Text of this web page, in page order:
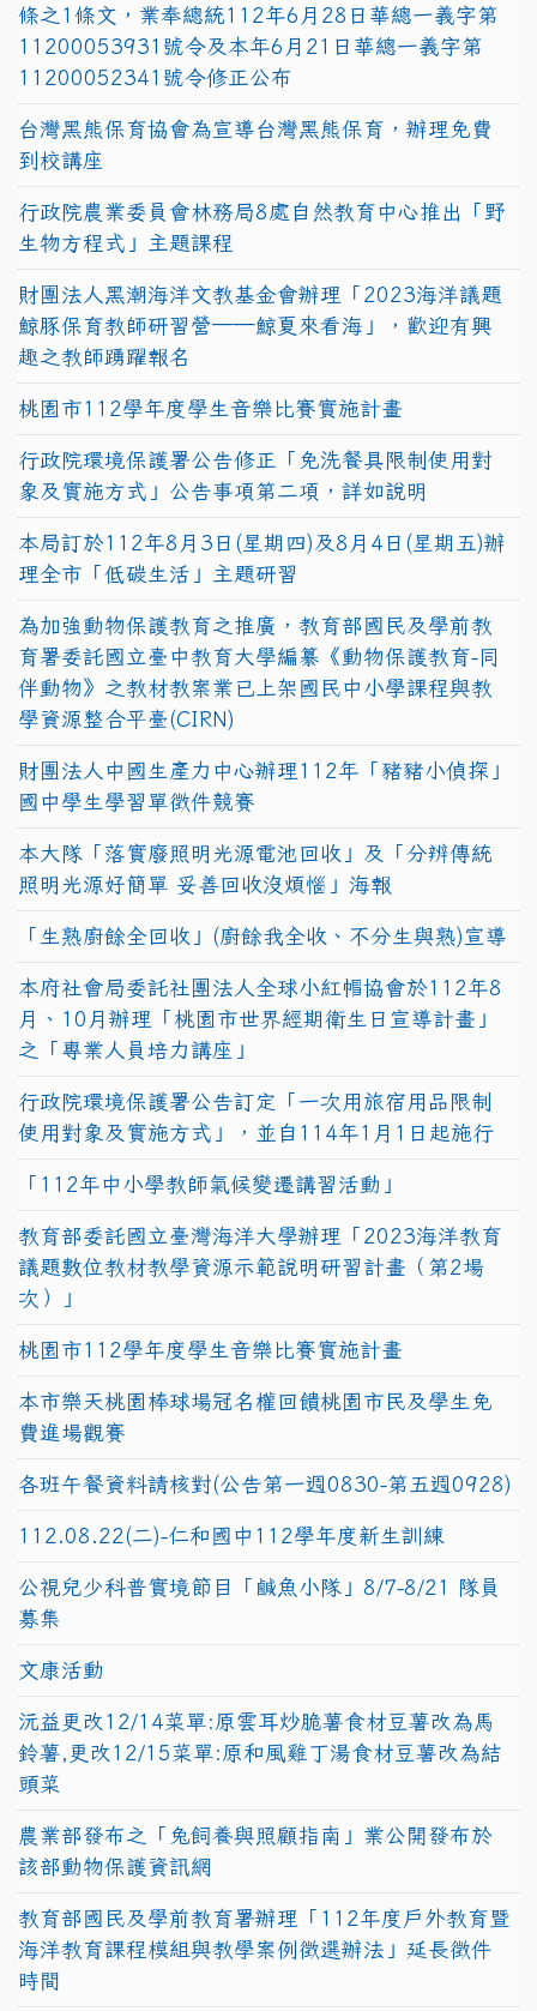
條之1條文，業奉總統112年6月28日華總一義字第
11200053931號令及本年6月21日華總一義字第
11200052341號令修正公布
台灣黑熊保育協會為宣導台灣黑熊保育，辦理免費
到校講座
行政院農業委員會林務局8處自然教育中心推出「野
生物方程式」主題課程
財團法人黑潮海洋文教基金會辦理「2023海洋議題
鯨豚保育教師研習營──鯨夏來看海」，歡迎有興
趣之教師踴躍報名
桃園市112學年度學生音樂比賽實施計畫
行政院環境保護署公告修正「免洗餐具限制使用對
象及實施方式」公告事項第二項，詳如說明
本局訂於112年8月3日(星期四)及8月4日(星期五)辦
理全市「低碳生活」主題研習
為加強動物保護教育之推廣，教育部國民及學前教
育署委託國立臺中教育大學編纂《動物保護教育-同
伴動物》之教材教案業已上架國民中小學課程與教
學資源整合平臺(CIRN)
財團法人中國生產力中心辦理112年「豬豬小偵探」
國中學生學習單徵件競賽
本大隊「落實廢照明光源電池回收」及「分辨傳統
照明光源好簡單 妥善回收沒煩惱」海報
「生熟廚餘全回收」(廚餘我全收、不分生與熟)宣導
本府社會局委託社團法人全球小紅帽協會於112年8
月、10月辦理「桃園市世界經期衛生日宣導計畫」
之「專業人員培力講座」
行政院環境保護署公告訂定「一次用旅宿用品限制
使用對象及實施方式」，並自114年1月1日起施行
「112年中小學教師氣候變遷講習活動」
教育部委託國立臺灣海洋大學辦理「2023海洋教育
議題數位教材教學資源示範說明研習計畫（第2場
次）」
桃園市112學年度學生音樂比賽實施計畫
本市樂天桃園棒球場冠名權回饋桃園市民及學生免
費進場觀賽
各班午餐資料請核對(公告第一週0830-第五週0928)
112.08.22(二)-仁和國中112學年度新生訓練
公視兒少科普實境節目「鹹魚小隊」8/7-8/21 隊員
募集
文康活動
沅益更改12/14菜單:原雲耳炒脆薯食材豆薯改為馬
鈴薯,更改12/15菜單:原和風雞丁湯食材豆薯改為結
頭菜
農業部發布之「兔飼養與照顧指南」業公開發布於
該部動物保護資訊網
教育部國民及學前教育署辦理「112年度戶外教育暨
海洋教育課程模組與教學案例徵選辦法」延長徵件
時間